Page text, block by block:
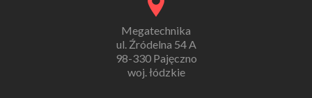
Megatechnika
ul. Źródelna 54 A
98-330 Pajęczno
woj. łódzkie